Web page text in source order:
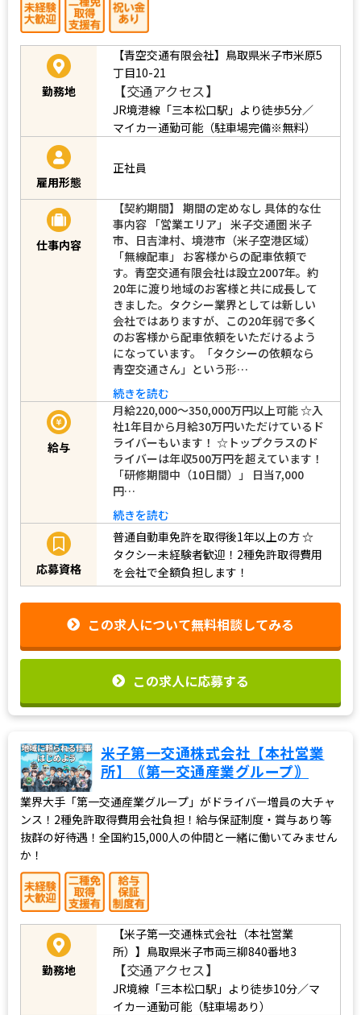
勤務地
【青空交通有限会社】鳥取県米子市米原5
丁目10-21
【交通アクセス】
JR境港線「三本松口駅」より徒歩5分／
マイカー通勤可能（駐車場完備※無料）
雇用形態
正社員
仕事内容
【契約期間】 期間の定めなし 具体的な仕
事内容 「営業エリア」 米子交通圏 米子
市、日吉津村、境港市（米子空港区域）
「無線配車」 お客様からの配車依頼で
す。青空交通有限会社は設立2007年。約
20年に渡り地域のお客様と共に成長して
きました。タクシー業界としては新しい
会社ではありますが、この20年弱で多く
のお客様から配車依頼をいただけるよう
になっています。「タクシーの依頼なら
青空交通さん」という形…
続きを読む
給与
月給220,000～350,000万円以上可能 ☆入
社1年目から月給30万円いただけているド
ライバーもいます！ ☆トップクラスのド
ライバーは年収500万円を超えています！
「研修期間中（10日間）」 日当7,000
円…
続きを読む
応募資格
普通自動車免許を取得後1年以上の方☆
タクシー未経験者歓迎！2種免許取得費用
を会社で全額負担します！
この求人について無料相談してみる
この求人に応募する
米子第一交通株式会社【本社営業
所】｟第一交通産業グループ｠
業界大手「第一交通産業グループ」がドライバー増員の大チャ
ンス！2種免許取得費用会社負担！給与保証制度・賞与あり等
抜群の好待遇！全国約15,000人の仲間と一緒に働いてみません
か！
勤務地
【米子第一交通株式会社（本社営業
所）】鳥取県米子市両三柳840番地3
【交通アクセス】
JR境線「三本松口駅」より徒歩10分／マ
イカー通勤可能（駐車場あり）